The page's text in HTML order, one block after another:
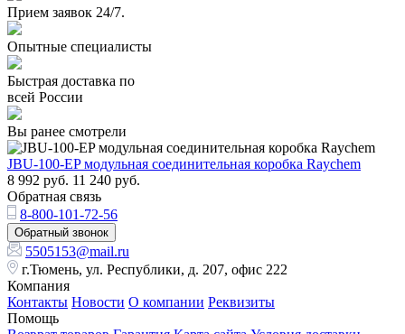
Прием заявок 24/7.
Опытные специалисты
Быстрая доставка по
всей России
Вы ранее смотрели
JBU-100-EP модульная соединительная коробка Raychem
8 992 руб. 11 240 руб.
Обратная связь
8-800-101-72-56
Обратный звонок
5505153@mail.ru
г.Тюмень, ул. Республики, д. 207, офис 222
Компания
Контакты Новости О компании Реквизиты
Помощь